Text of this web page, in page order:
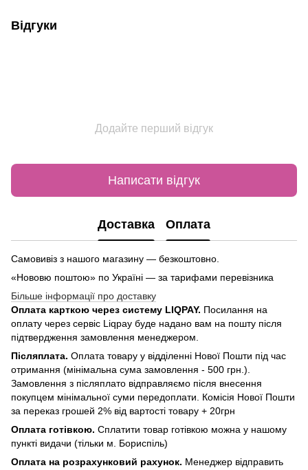
Відгуки
Додайте перший відгук
Написати відгук
Доставка Оплата
Самовивіз з нашого магазину — безкоштовно.
«Нововю поштою» по Україні — за тарифами перевізника
Більше інформації про доставку
Оплата карткою через систему LIQPAY. Посилання на
оплату через сервіс Liqpay буде надано вам на пошту після
підтвердження замовлення менеджером.
Післяплата. Оплата товару у відділенні Нової Пошти під час
отримання (мінімальна сума замовлення - 500 грн.).
Замовлення з післяплато відправляємо після внесення
покупцем мінімальної суми передоплати. Комісія Нової Пошти
за переказ грошей 2% від вартості товару + 20грн
Оплата готівкою. Сплатити товар готівкою можна у нашому
пункті видачи (тільки м. Бориспіль)
Оплата на розрахунковий рахунок. Менеджер відправить